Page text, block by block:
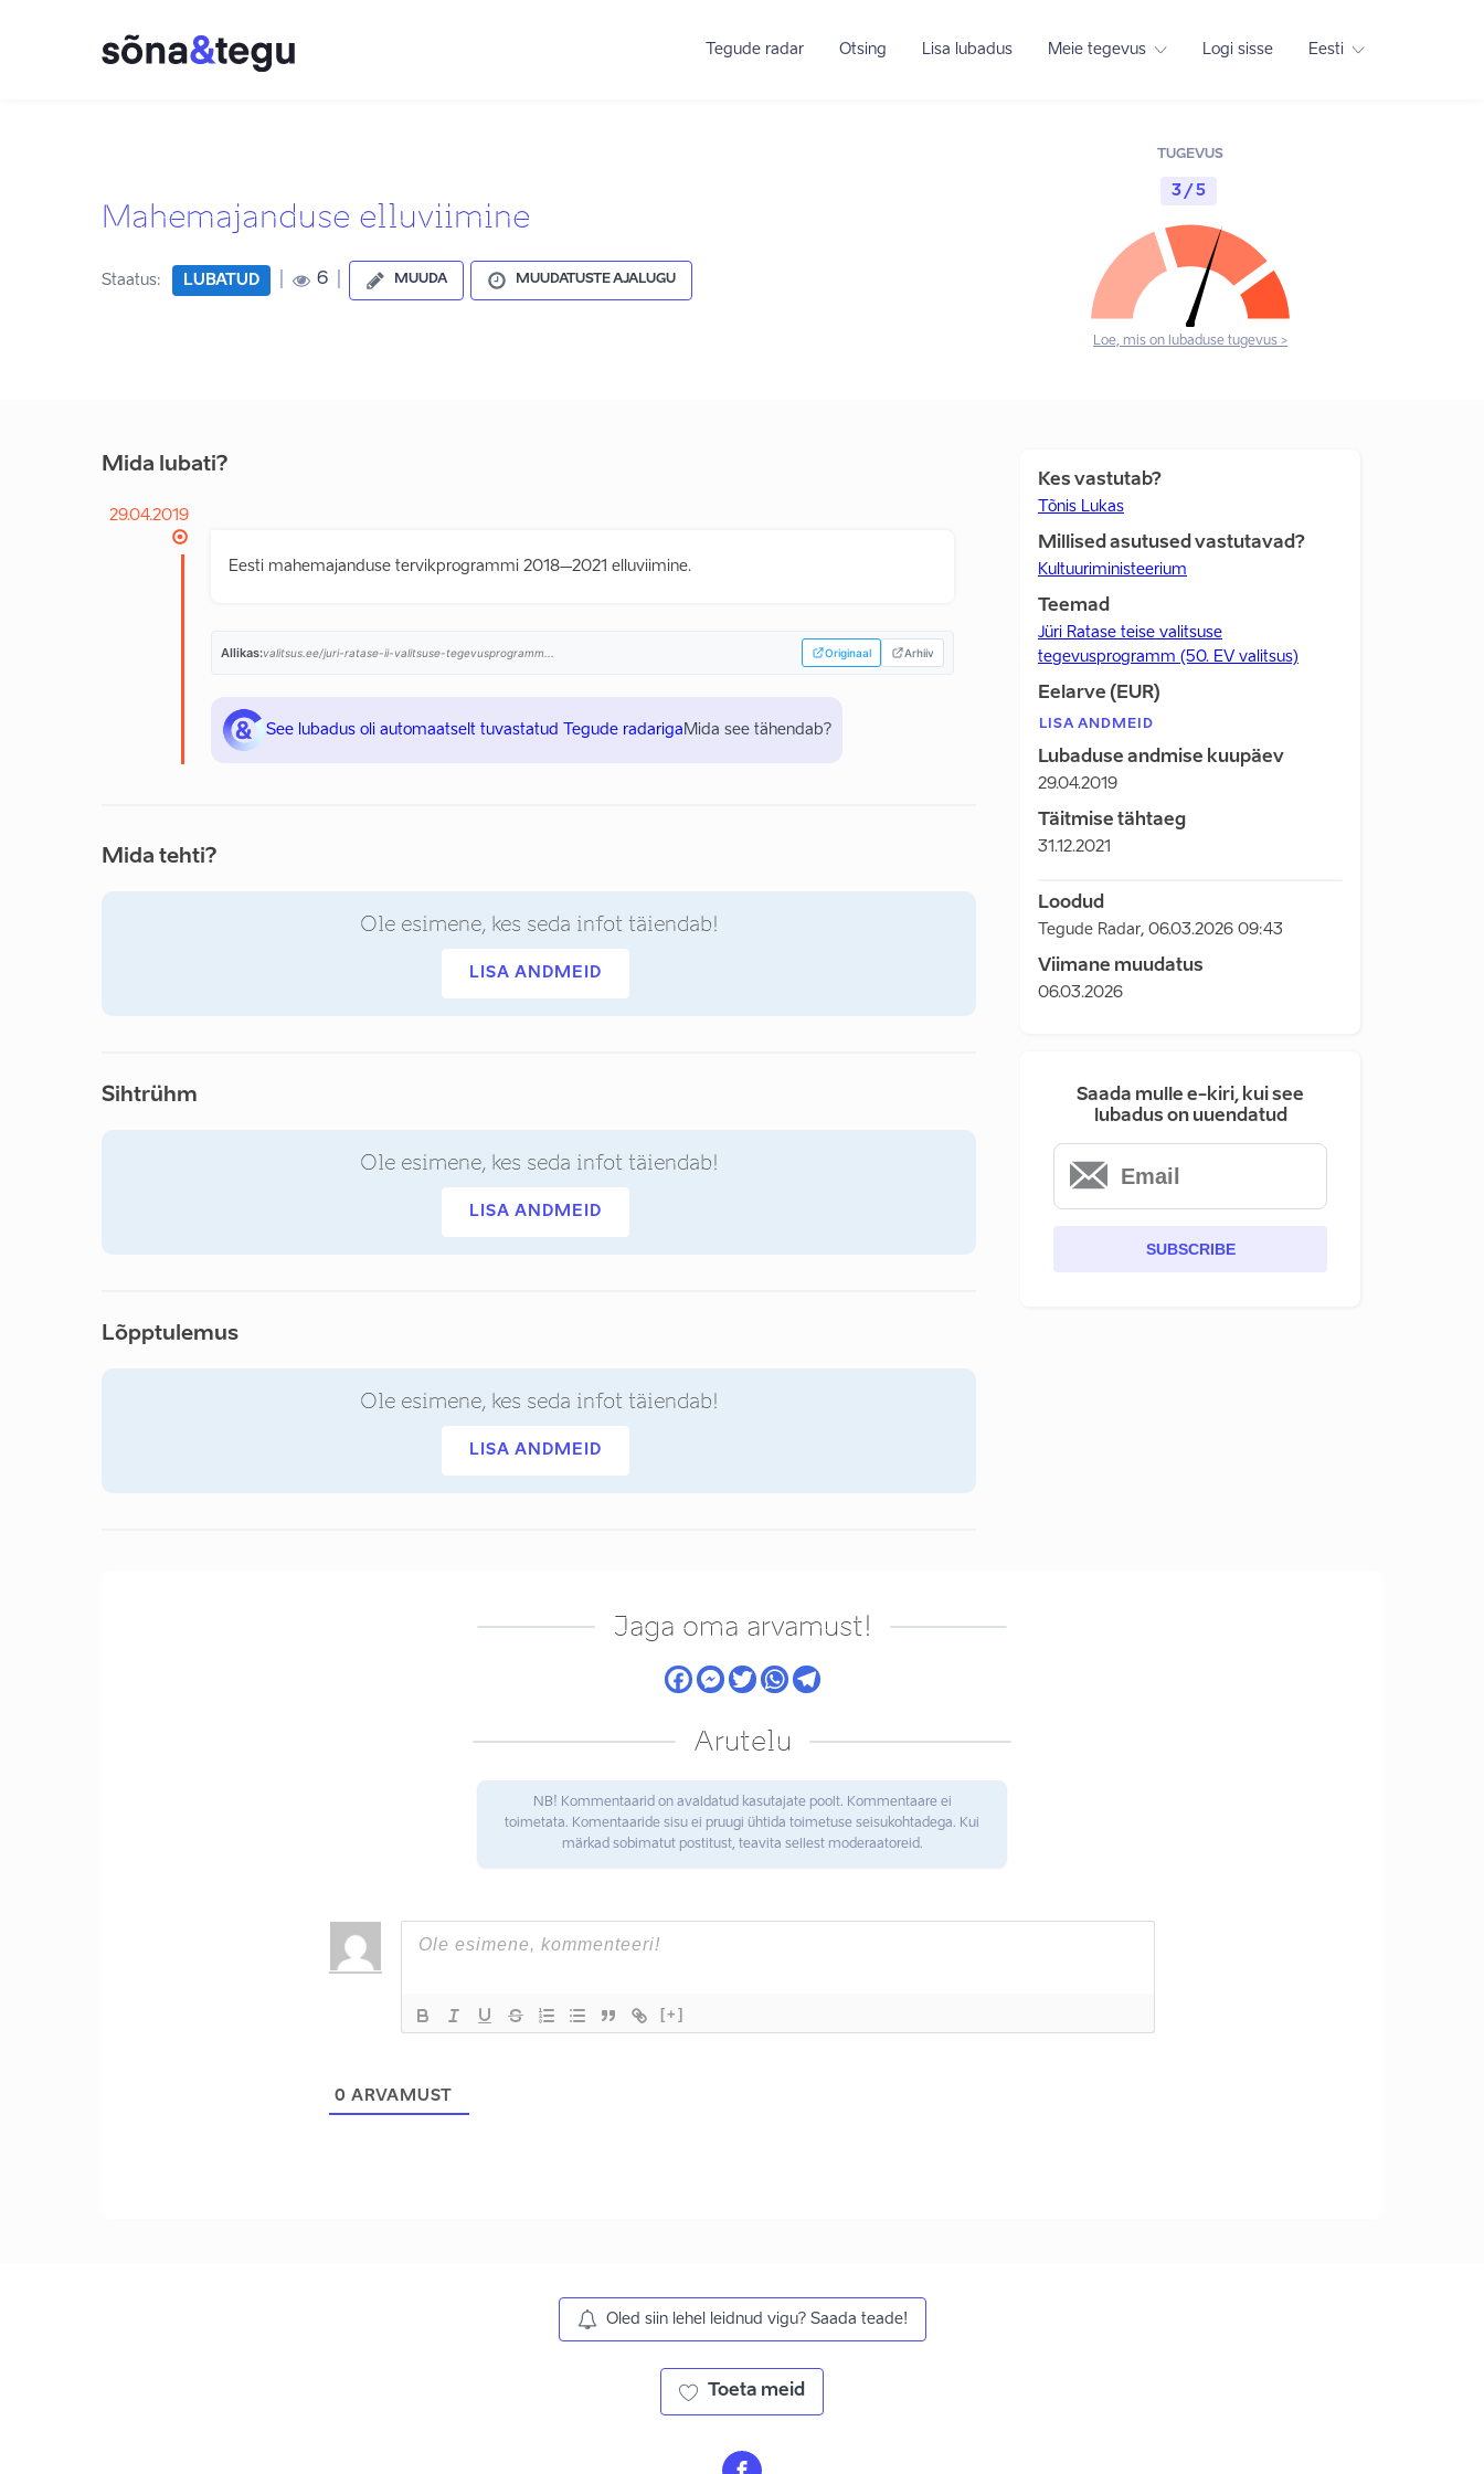
Tegude radar Otsing Lisa lubadus Meie tegevus Logi sisse Eesti
Mahemajanduse elluviimine
Staatus: LUBATUD 6 MUUDA MUUDATUSTE AJALUGU
TUGEVUS
3 / 5
Loe, mis on lubaduse tugevus >
Mida lubati?
29.04.2019
Eesti mahemajanduse tervikprogrammi 2018–2021 elluviimine.
Allikas:valitsus.ee/juri-ratase-ii-valitsuse-tegevusprogramm... Originaal Arhiiv
See lubadus oli automaatselt tuvastatud Tegude radariga Mida see tähendab?
Mida tehti?
Ole esimene, kes seda infot täiendab!
LISA ANDMEID
Sihtrühm
Ole esimene, kes seda infot täiendab!
LISA ANDMEID
Lõpptulemus
Ole esimene, kes seda infot täiendab!
LISA ANDMEID
Kes vastutab?
Tõnis Lukas
Millised asutused vastutavad?
Kultuuriministeerium
Teemad
Jüri Ratase teise valitsuse
tegevusprogramm (50. EV valitsus)
Eelarve (EUR)
LISA ANDMEID
Lubaduse andmise kuupäev
29.04.2019
Täitmise tähtaeg
31.12.2021
Loodud
Tegude Radar, 06.03.2026 09:43
Viimane muudatus
06.03.2026
Saada mulle e-kiri, kui see
lubadus on uuendatud
SUBSCRIBE
Jaga oma arvamust!
Arutelu
NB! Kommentaarid on avaldatud kasutajate poolt. Kommentaare ei
toimetata. Komentaaride sisu ei pruugi ühtida toimetuse seisukohtadega. Kui
märkad sobimatut postitust, teavita sellest moderaatoreid.
[+]
0 ARVAMUST
Oled siin lehel leidnud vigu? Saada teade!
Toeta meid